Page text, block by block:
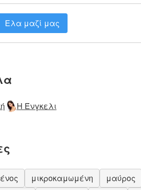
Ελα μαζί μας
Η Ένγκελι
μικροκαμωμένη μαύρος